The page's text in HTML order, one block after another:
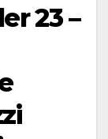
23 –